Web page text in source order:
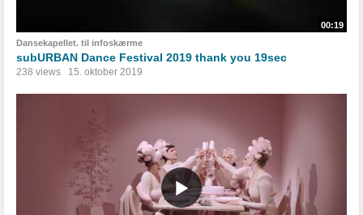
00:19
Dansekapellet. til infoskærme
subURBAN Dance Festival 2019 thank you 19sec
238 views 15. oktober 2019